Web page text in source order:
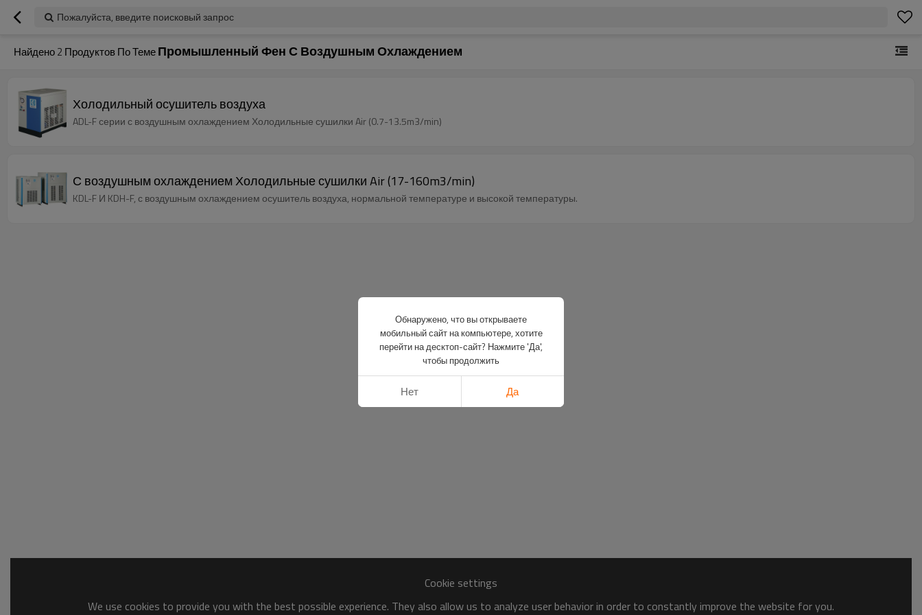
Пожалуйста, введите поисковый запрос
Найдено2 Продуктов По ТемеПромышленный Фен С Воздушным Охлаждением
Холодильный осушитель воздуха
ADL-F серии с воздушным охлаждением Холодильные сушилки Air (0.7-13.5m3/min)
С воздушным охлаждением Холодильные сушилки Air (17-160m3/min)
KDL-F И KDH-F, с воздушным охлаждением осушитель воздуха, нормальной температуре и высокой температуры.
Cookie settings
We use cookies to provide you with the best possible experience. They also allow us to analyze user behavior in order to constantly improve the website for you.
Обнаружено, что вы открываете
мобильный сайт на компьютере, хотите
перейти на десктоп-сайт? Нажмите 'Да',
чтобы продолжить
Нет Да